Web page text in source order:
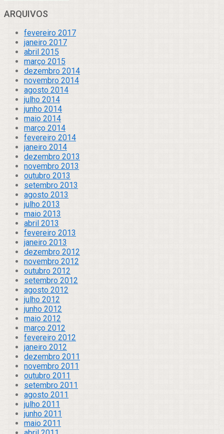
ARQUIVOS
fevereiro 2017
janeiro 2017
abril 2015
março 2015
dezembro 2014
novembro 2014
agosto 2014
julho 2014
junho 2014
maio 2014
março 2014
fevereiro 2014
janeiro 2014
dezembro 2013
novembro 2013
outubro 2013
setembro 2013
agosto 2013
julho 2013
maio 2013
abril 2013
fevereiro 2013
janeiro 2013
dezembro 2012
novembro 2012
outubro 2012
setembro 2012
agosto 2012
julho 2012
junho 2012
maio 2012
março 2012
fevereiro 2012
janeiro 2012
dezembro 2011
novembro 2011
outubro 2011
setembro 2011
agosto 2011
julho 2011
junho 2011
maio 2011